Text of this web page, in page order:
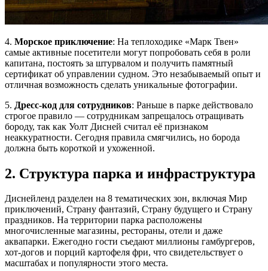
4. Морское приключение: На теплоходике «Марк Твен»
самые активные посетители могут попробовать себя в роли
капитана, постоять за штурвалом и получить памятный
сертификат об управлении судном. Это незабываемый опыт и
отличная возможность сделать уникальные фотографии.
5. Дресс-код для сотрудников: Раньше в парке действовало
строгое правило — сотрудникам запрещалось отращивать
бороду, так как Уолт Дисней считал её признаком
неаккуратности. Сегодня правила смягчились, но борода
должна быть короткой и ухоженной.
2. Структура парка и инфраструктура
Диснейленд разделен на 8 тематических зон, включая Мир
приключений, Страну фантазий, Страну будущего и Страну
праздников. На территории парка расположены
многочисленные магазины, рестораны, отели и даже
аквапарки. Ежегодно гости съедают миллионы гамбургеров,
хот-догов и порций картофеля фри, что свидетельствует о
масштабах и популярности этого места.